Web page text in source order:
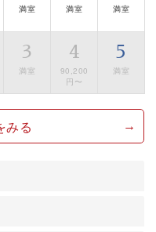
ガイドが諏訪大社をご
で、ご利用ご希望の方
い。
日がございます
しておりません
自然の恵みあるお食
贅沢に幸せのときを安
満室 満室 満室
3
満室
4
90,200
円〜
5
満室
みる